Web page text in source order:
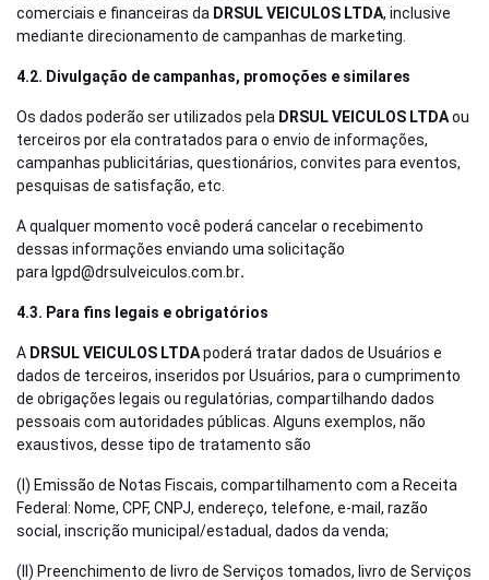
comerciais e financeiras da DRSUL VEICULOS LTDA, inclusive
mediante direcionamento de campanhas de marketing.
4.2. Divulgação de campanhas, promoções e similares
Os dados poderão ser utilizados pela DRSUL VEICULOS LTDAou
terceiros por ela contratados para o envio de informações,
campanhas publicitárias, questionários, convites para eventos,
pesquisas de satisfação, etc.
A qualquer momento você poderá cancelar o recebimento
dessas informações enviando uma solicitação
para lgpd@drsulveiculos.com.br.
4.3. Para fins legais e obrigatórios
A DRSUL VEICULOS LTDApoderá tratar dados de Usuários e
dados de terceiros, inseridos por Usuários, para o cumprimento
de obrigações legais ou regulatórias, compartilhando dados
pessoais com autoridades públicas. Alguns exemplos, não
exaustivos, desse tipo de tratamento são
(I) Emissão de Notas Fiscais, compartilhamento com a Receita
Federal: Nome, CPF, CNPJ, endereço, telefone, e-mail, razão
social, inscrição municipal/estadual, dados da venda;
(II) Preenchimento de livro de Serviços tomados, livro de Serviços